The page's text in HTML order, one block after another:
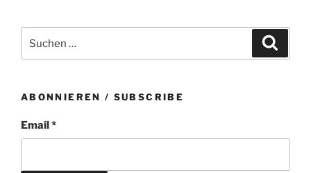
nach:
ABONNIEREN / SUBSCRIBE
Email *